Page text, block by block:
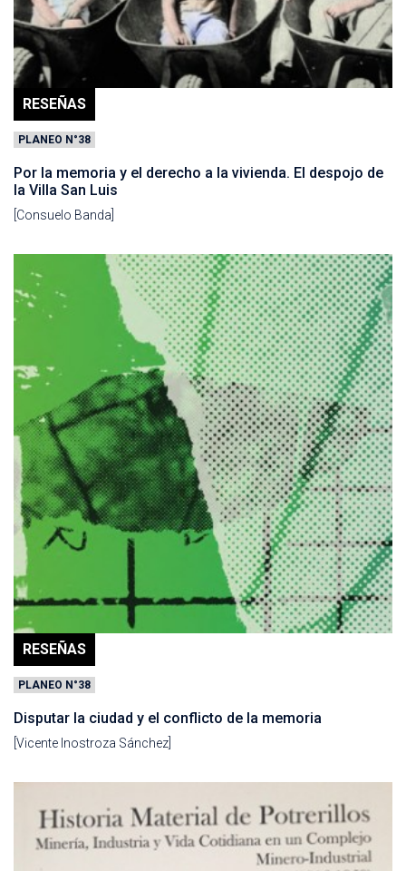
RESEÑAS
PLANEO N°38
Por la memoria y el derecho a la vivienda. El despojo de
la Villa San Luis
[Consuelo Banda]
RESEÑAS
PLANEO N°38
Disputar la ciudad y el conflicto de la memoria
[Vicente Inostroza Sánchez]